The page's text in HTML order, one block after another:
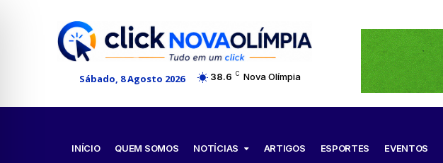
Sábado, 8 Agosto 2026 38.6 C Nova Olímpia
INÍCIO QUEM SOMOS NOTÍCIAS ARTIGOS ESPORTES EVENTOS